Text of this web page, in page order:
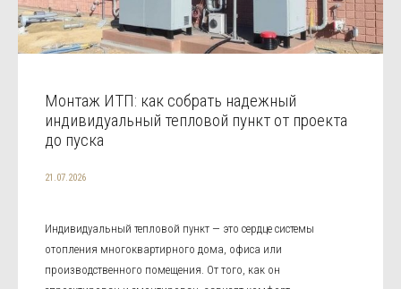
Монтаж ИТП: как собрать надежный
индивидуальный тепловой пункт от проекта
до пуска
21.07.2026
Индивидуальный тепловой пункт — это сердце системы
отопления многоквартирного дома, офиса или
производственного помещения. От того, как он